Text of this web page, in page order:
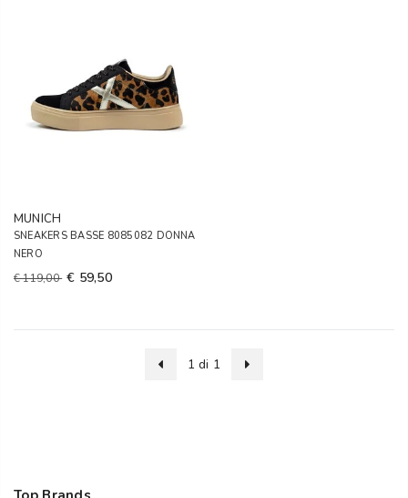
MUNICH
SNEAKERS BASSE 8085082 DONNA
NERO
€ 119,00 € 59,50
1 di 1